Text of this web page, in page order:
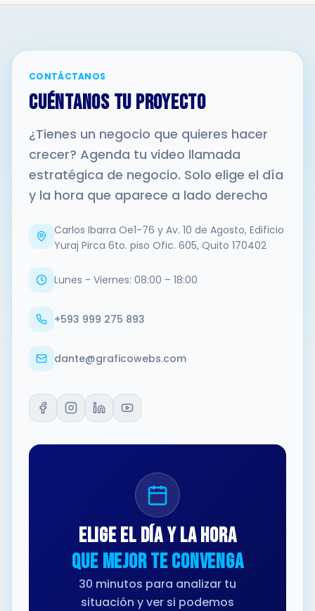
CONTÁCTANOS
CUÉNTANOS TU PROYECTO
¿Tienes un negocio que quieres hacer
crecer? Agenda tu video llamada
estratégica de negocio. Solo elige el día
y la hora que aparece a lado derecho
Carlos Ibarra Oe1-76 y Av. 10 de Agosto, Edificio
Yuraj Pirca 6to. piso Ofic. 605, Quito 170402
Lunes - Viernes: 08:00 – 18:00
+593 999 275 893
dante@graficowebs.com
Elige el día y la hora
que mejor te convenga
30 minutos para analizar tu
situación y ver si podemos